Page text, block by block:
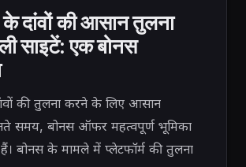
दांवों की आसान तुलना
साइटें: एक बोनस
की तुलना करने के लिए आसान
समय, बोनस ऑफर महत्वपूर्ण भूमिका
बोनस के मामले में प्लेटफॉर्म की तुलना